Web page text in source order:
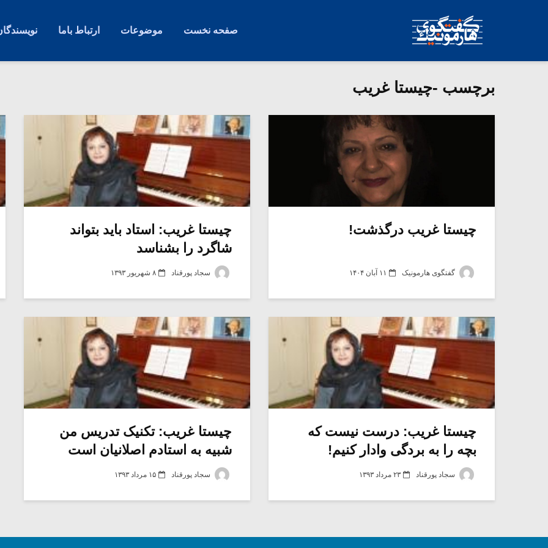
صفحه نخست موضوعات ارتباط باما
برچسب -چیستا غریب
چیستا غریب درگذشت!
گفتگوی هارمونیک ۱۱ آبان ۱۴۰۴
چیستا غریب: استاد باید بتواند
شاگرد را بشناسد
سجاد پورقناد ۸ شهریور ۱۳۹۳
چیستا غریب: درست نیست که
بچه را به بردگی وادار کنیم!
سجاد پورقناد ۲۳ مرداد ۱۳۹۳
چیستا غریب: تکنیک تدریس من
شبیه به استادم اصلانیان است
سجاد پورقناد ۱۵ مرداد ۱۳۹۳